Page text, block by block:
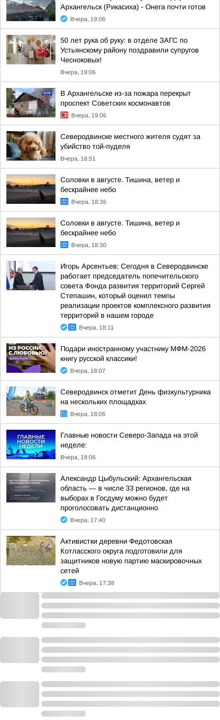
Архангельск (Рикасиха) - Онега почти готов
Вчера, 19:06
50 лет рука об руку: в отделе ЗАГС по
Устьянскому району поздравили супругов
Чесноковых!
Вчера, 19:06
В Архангельске из-за пожара перекрыт
проспект Советских космонавтов
Вчера, 19:06
Северодвинске местного жителя судят за
убийство той-пуделя
Вчера, 18:51
Соловки в августе. Тишина, ветер и
бескрайнее небо
Вчера, 18:36
Соловки в августе. Тишина, ветер и
бескрайнее небо
Вчера, 18:30
Игорь Арсентьев: Сегодня в Северодвинске
работает председатель попечительского
совета Фонда развития территорий Сергей
Степашин, который оценил темпы
реализации проектов комплексного развития
территорий в нашем городе
Вчера, 18:11
Подари иностранному участнику МФМ-2026
книгу русской классики!
Вчера, 18:07
Северодвинск отметит День физкультурника
на нескольких площадках
Вчера, 18:06
Главные новости Северо-Запада на этой
неделе:
Вчера, 18:06
Александр Цыбульский: Архангельская
область — в числе 33 регионов, где на
выборах в Госдуму можно будет
проголосовать дистанционно
Вчера, 17:40
Активистки деревни Федотовская
Котласского округа подготовили для
защитников новую партию маскировочных
сетей
Вчера, 17:38